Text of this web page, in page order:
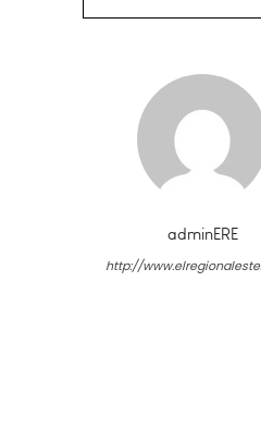
adminERE
http://